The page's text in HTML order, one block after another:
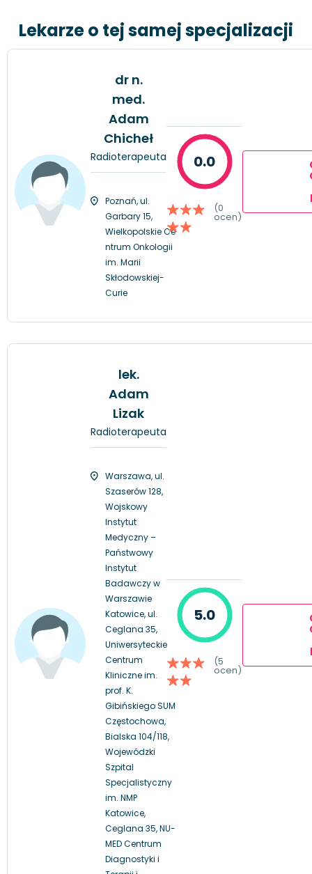
Lekarze o tej samej specjalizacji
dr n.
med.
Adam
Chicheł
Radioterapeuta
Poznań, ul.
Garbary 15,
Wielkopolskie Ce
ntrum Onkologii
im. Marii
Skłodowskiej-
Curie
0.0
(0
ocen)
lek.
Adam
Lizak
Radioterapeuta
Warszawa, ul.
Szaserów 128,
Wojskowy
Instytut
Medyczny –
Państwowy
Instytut
Badawczy w
Warszawie
Katowice, ul.
Ceglana 35,
Uniwersyteckie
Centrum
Kliniczne im.
prof. K.
Gibińskiego SUM
Częstochowa,
Bialska 104/118,
Wojewódzki
Szpital
Specjalistyczny
im. NMP
Katowice,
Ceglana 35, NU-
MED Centrum
Diagnostyki i
5.0
(5
ocen)